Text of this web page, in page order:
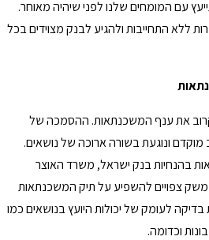
עם המומחים שלנו לפני שיהיה מאוחר.
ללא התחייבות ולהגיע לבנק מצוידים בכל
את ענף המשכנתאות. ההסמכה של
ונוגעת בשורה ארוכה של נושאים.
בהנחיות בנק ישראל, משרד האוצר
במשק צפויים להשפיע על תיק המשכנתאות
לעומק של יכולות היועץ בנושאים כמו
וכדומה.